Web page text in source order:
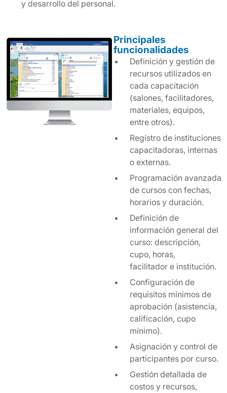
y desarrollo del personal.
Principales
funcionalidades
Definición y gestión de
recursos utilizados en
cada capacitación
(salones, facilitadores,
materiales, equipos,
entre otros).
Registro de instituciones
capacitadoras, internas
o externas.
Programación avanzada
de cursos con fechas,
horarios y duración.
Definición de
información general del
curso: descripción,
cupo, horas,
facilitador e institución.
Configuración de
requisitos mínimos de
aprobación (asistencia,
calificación, cupo
mínimo).
Asignación y control de
participantes por curso.
Gestión detallada de
costos y recursos,